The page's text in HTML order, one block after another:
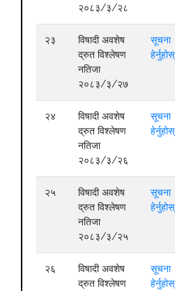
२०८३/३/२८
२३
विषादी अवशेष
द्रुत विश्लेषण
नतिजा
२०८३/३/२७
सूचना
हेर्नुहोस्
२४
विषादी अवशेष
द्रुत विश्लेषण
नतिजा
२०८३/३/२६
सूचना
हेर्नुहोस्
२५
विषादी अवशेष
द्रुत विश्लेषण
नतिजा
२०८३/३/२५
सूचना
हेर्नुहोस्
२६
विषादी अवशेष
द्रुत विश्लेषण
सूचना
हेर्नुहोस्